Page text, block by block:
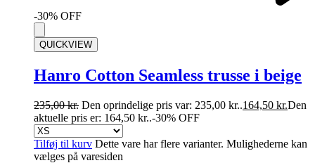
-30% OFF
QUICKVIEW
Hanro Cotton Seamless trusse i beige
235,00kr. Den oprindelige pris var: 235,00 kr..164,50 kr.Den
aktuelle pris er: 164,50 kr..-30% OFF
Tilføj til kurv Dette vare har flere varianter. Mulighederne kan
vælges på varesiden